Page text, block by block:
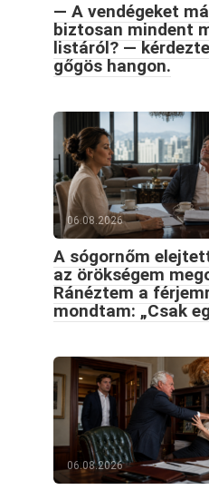
— A vendégeket
biztosan mindent
listáról? —
gőgös hangon.
06.08.2026
A sógornőm
az örökségem
Ránéztem a
mondtam: „Csak
06.08.2026